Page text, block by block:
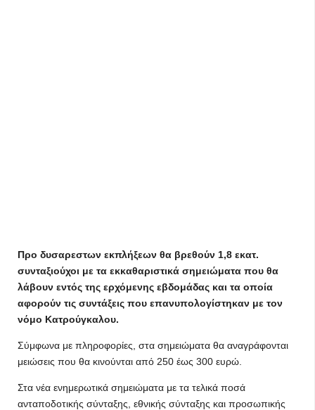
Προ δυσαρεστων εκπλήξεων θα βρεθούν 1,8 εκατ.
συνταξιούχοι με τα εκκαθαριστικά σημειώματα που θα
λάβουν εντός της ερχόμενης εβδομάδας και τα οποία
αφορούν τις συντάξεις που επανυπολογίστηκαν με τον
νόμο Κατρούγκαλου.
Σύμφωνα με πληροφορίες, στα σημειώματα θα αναγράφονται
μειώσεις που θα κινούνται από 250 έως 300 ευρώ.
Στα νέα ενημερωτικά σημειώματα με τα τελικά ποσά
ανταποδοτικής σύνταξης, εθνικής σύνταξης και προσωπικής